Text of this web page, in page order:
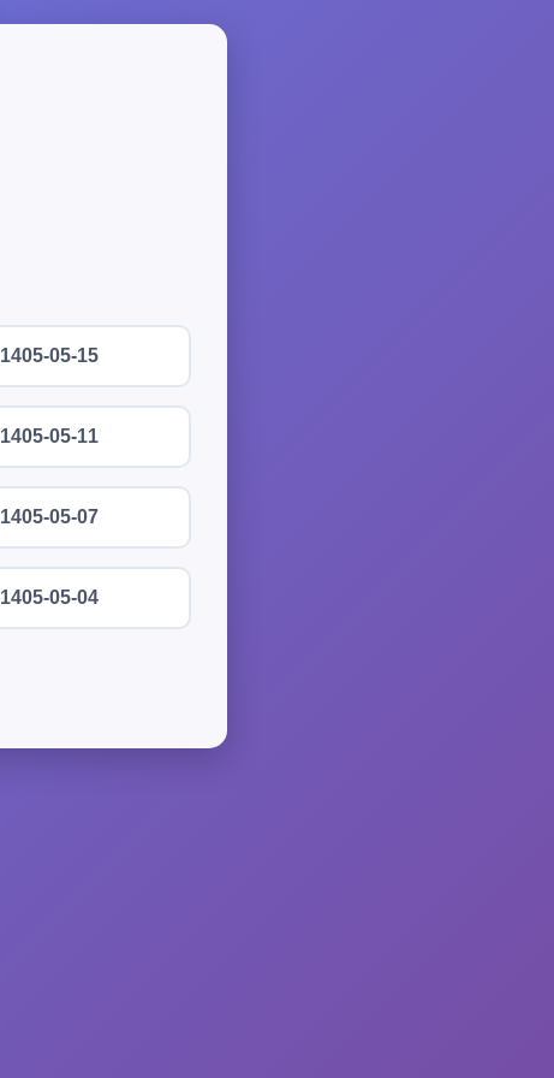
1405-05-15
1405-05-11
1405-05-07
1405-05-04